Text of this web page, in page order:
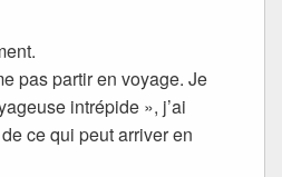
pas partir en voyage. Je
intrépide », j’ai
ce qui peut arriver en